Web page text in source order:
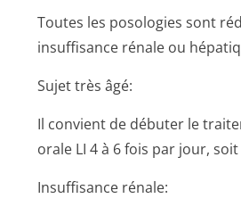
Toutes les posologies sont
insuffisance rénale ou
Sujet très âgé:
Il convient de débuter le
orale LI 4 à 6 fois par jour,
Insuffisance rénale: